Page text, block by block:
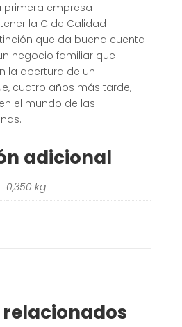
primera empresa
la C de Calidad
que da buena cuenta
negocio familiar que
la apertura de un
cuatro años más tarde,
el mundo de las
adicional
0,350 kg